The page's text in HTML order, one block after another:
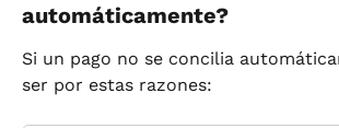
automáticamente?
Si un pago no se concilia
ser por estas razones: